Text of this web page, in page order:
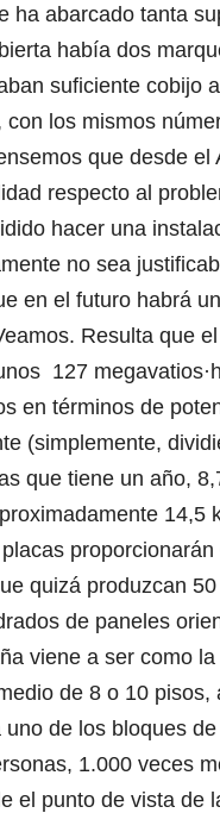
ha abarcado tanta
había dos
suficiente cobijo
los mismos
que desde
respecto al
hacer una
no sea
en el futuro habrá
Resulta que
127
en términos de
(simplemente,
que tiene un año,
14,5
quizá produzcan
de paneles
viene a ser como
de 8 o 10
de los bloques
1.000 veces
el punto de vista de